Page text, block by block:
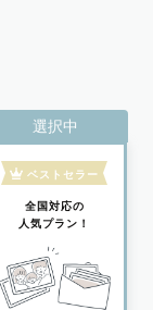
選択中
ベストセラー
全国対応の
人気プラン！